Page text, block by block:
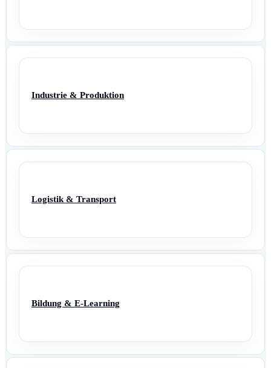
Industrie & Produktion
Logistik & Transport
Bildung & E-Learning